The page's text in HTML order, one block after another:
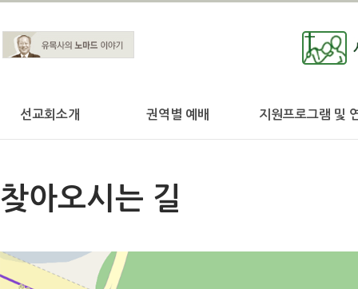
선교회소개 권역별 예배 지원프로그램 및
찾아오시는 길